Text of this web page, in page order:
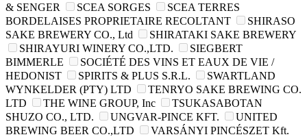
& SENGER
SCEA SORGES
SCEA TERRES
BORDELAISES PROPRIETAIRE RECOLTANT
SHIRASO
SAKE BREWERY CO., Ltd
SHIRATAKI SAKE BREWERY
SHIRAYURI WINERY CO.,LTD.
SIEGBERT
BIMMERLE
SOCIÉTÉ DES VINS ET EAUX DE VIE /
HEDONIST
SPIRITS & PLUS S.R.L.
SWARTLAND
WYNKELDER (PTY) LTD
TENRYO SAKE BREWING CO.
LTD
THE WINE GROUP, Inc
TSUKASABOTAN
SHUZO CO., LTD.
UNGVAR-PINCE KFT.
UNITED
BREWING BEER CO.,LTD
VARSÁNYI PINCÉSZET Kft.